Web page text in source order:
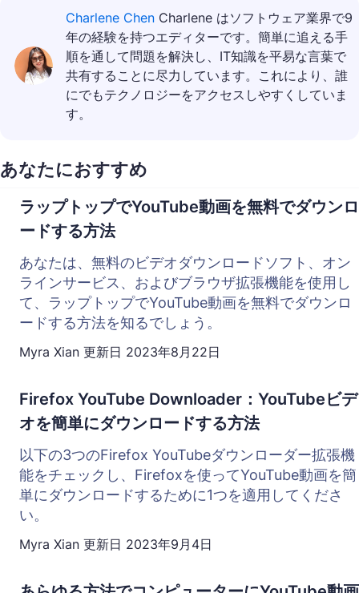
Charlene Chen Charlene はソフトウェア業界で9
年の経験を持つエディターです。簡単に追える手
順を通して問題を解決し、IT知識を平易な言葉で
共有することに尽力しています。これにより、誰
にでもテクノロジーをアクセスしやすくしていま
す。
あなたにおすすめ
ラップトップでYouTube動画を無料でダウンロ
ードする方法
あなたは、無料のビデオダウンロードソフト、オン
ラインサービス、およびブラウザ拡張機能を使用し
て、ラップトップでYouTube動画を無料でダウンロ
ードする方法を知るでしょう。
Myra Xian 更新日 2023年8月22日
Firefox YouTube Downloader：YouTubeビデ
オを簡単にダウンロードする方法
以下の3つのFirefox YouTubeダウンローダー拡張機
能をチェックし、Firefoxを使ってYouTube動画を簡
単にダウンロードするために1つを適用してくださ
い。
Myra Xian 更新日 2023年9月4日